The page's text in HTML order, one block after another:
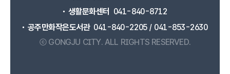
생활문화센터
041-840-8712
공주만화작은도서관 041-840-2205 / 041-853-2630
ⓒ GONGJU CITY. ALL RIGHTS RESERVED.